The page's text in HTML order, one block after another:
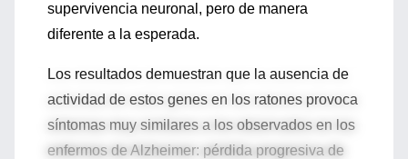
supervivencia neuronal, pero de manera
diferente a la esperada.
Los resultados demuestran que la ausencia de
actividad de estos genes en los ratones provoca
síntomas muy similares a los observados en los
enfermos de Alzheimer: pérdida progresiva de